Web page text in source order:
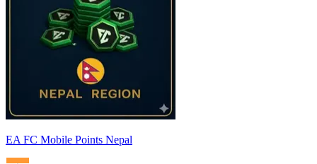
EA FC Mobile Points Nepal